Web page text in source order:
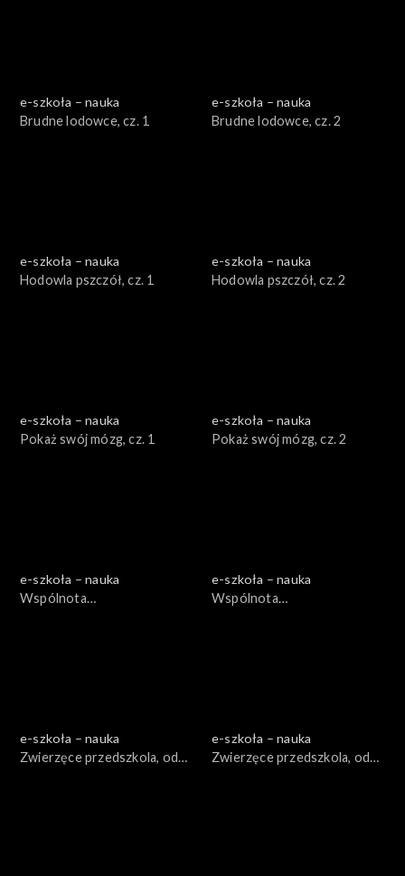
e-szkoła – nauka
Brudne lodowce, cz. 1
e-szkoła – nauka
Brudne lodowce, cz. 2
e-szkoła – nauka
Hodowla pszczół, cz. 1
e-szkoła – nauka
Hodowla pszczół, cz. 2
e-szkoła – nauka
Pokaż swój mózg, cz. 1
e-szkoła – nauka
Pokaż swój mózg, cz. 2
e-szkoła – nauka
Wspólnota
e-szkoła – nauka
Wspólnota
e-szkoła – nauka
Zwierzęce przedszkola, odc.
e-szkoła – nauka
Zwierzęce przedszkola, odc.